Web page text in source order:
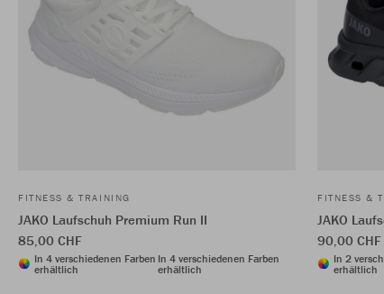
FITNESS & TRAINING
JAKO Laufschuh Premium Run II
85,00 CHF
In 4 verschiedenen Farben
erhältlich
In 4 verschiedenen Farben
erhältlich
FITNESS &
JAKO
90,00 CHF
In 2
erhältlich